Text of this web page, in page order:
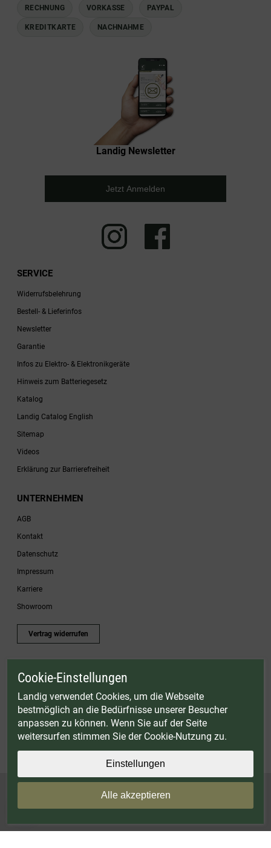
RECHNUNG VORKASSE PAYPAL
KREDITKARTE NACHNAHME
Landig Newsletter
Jetzt Anmelden
SERVICE
Widerrufsbelehrung
Bestell- & Lieferinfos
Newsletter
Garantie
Infos zu Elektro- & Elektronikgeräte
Hinweis zum Batteriegesetz
Katalog
Landig Catalog English
Sitemap
Videos
Erklärung zur Barrierefreiheit
UNTERNEHMEN
AGB
Kontakt
Datenschutz
Impressum
Karriere
Showroom
Vertrag widerrufen
* Gültig bis einschließlich 17.08.2026. Keine Barauszahlung möglich. Nicht mit
Zubehörartikel. Nicht einlösbar auf bereits rabattierte Sets.
© Landig 1982-2026 (44 Jahre Qualität)
Alle Preise inkl. gesetzl. Mehrwertsteuer, zuzüglich Versandkosten
Weitere Marken oder Shops der Landig + Lava GmbH & Co. KG: LAVA - Vakuumiergeräte
DRY AGER - Reifeschränke|VIESSMANN - Kühlzellen
Cookie-Einstellungen
Landig verwendet Cookies, um die Webseite
bestmöglich an die Bedürfnisse unserer Besucher
anpassen zu können. Wenn Sie auf der Seite
weitersurfen stimmen Sie der Cookie-Nutzung zu.
Einstellungen
Alle akzeptieren